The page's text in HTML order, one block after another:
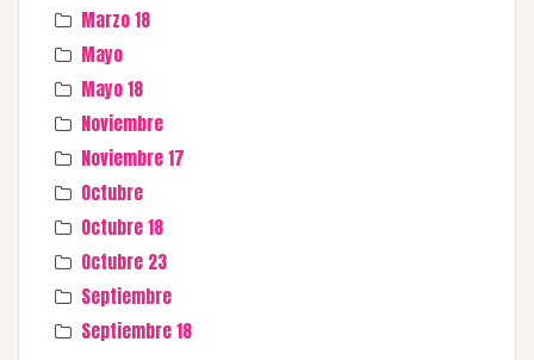
Marzo 18
Mayo
Mayo 18
Noviembre
Noviembre 17
Octubre
Octubre 18
Octubre 23
Septiembre
Septiembre 18